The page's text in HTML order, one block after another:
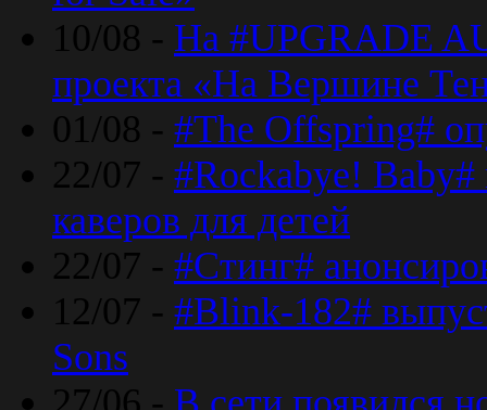
10/08 - На #UPGRADE
проекта «На Вершине
01/08 - #The Offspring#
22/07 - #Rockabye!
каверов для детей
22/07 - #Стинг#
12/07 - #Blink-182#
Sons